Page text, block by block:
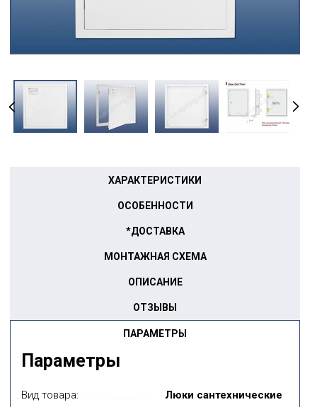
ПАРАМЕТРЫ
ХАРАКТЕРИСТИКИ
ОСОБЕННОСТИ
*ДОСТАВКА
МОНТАЖНАЯ СХЕМА
ОПИСАНИЕ
ОТЗЫВЫ
Параметры
Вид товара:
Люки сантехнические